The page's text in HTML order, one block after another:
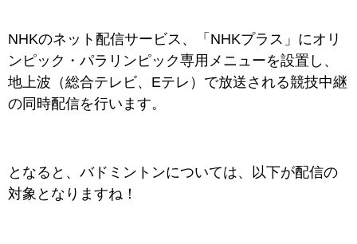
NHKのネット配信サービス、「NHKプラス」にオリ
ンピック・パラリンピック専用メニューを設置し、
地上波（総合テレビ、Eテレ）で放送される競技中継
の同時配信を行います。
となると、バドミントンについては、以下が配信の
対象となりますね！